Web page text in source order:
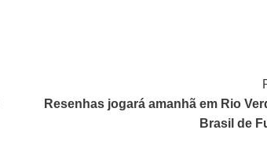
Resenhas jogará amanhã em Rio
Brasil de